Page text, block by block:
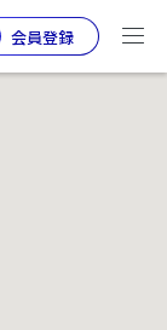
会員登録